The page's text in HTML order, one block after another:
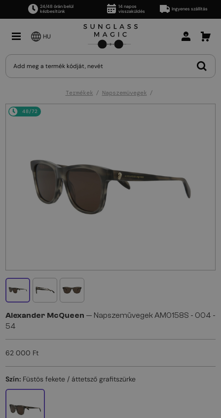
24/48 órán belül
kézbesítünk
14 napos
visszaküldés
Ingyenes szállítás
HU
Termékek Napszemüvegek
48/72
Alexander McQueen — Napszemüvegek AM0158S - 004 -
54
62 000 Ft
Szín: Füstös fekete / áttetsző grafitszürke